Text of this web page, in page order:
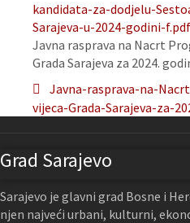
kandidata-za-dodjelu-
Sarajeva-u-2024-godini-f.pdf
Javna rasprava na Nacrt
Grada Sarajeva za 2024.
Javna-rasprava-na-
vijeca-Grada-Sarajeva-za-
Grad Sarajevo
Sarajevo je glavni grad Bosne i
njen najveći urbani, kulturni,